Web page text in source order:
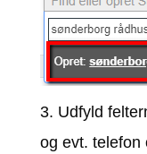
3. Udfyld
og evt. telefon